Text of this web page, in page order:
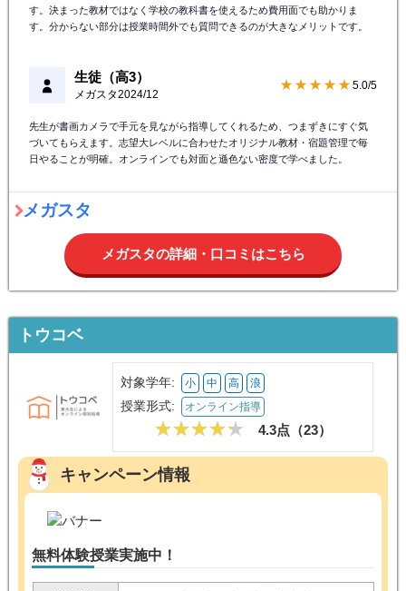
す。決まった教材ではなく学校の教科書を使えるため費用面でも助かりま
す。分からない部分は授業時間外でも質問できるのが大きなメリットです。
生徒（高3）
メガスタ2024/12
★★★★★ 5.0/5
先生が書画カメラで手元を見ながら指導してくれるため、つまずきにすぐ気
づいてもらえます。志望大レベルに合わせたオリジナル教材・宿題管理で毎
日やることが明確。オンラインでも対面と遜色ない密度で学べました。
メガスタ
メガスタの詳細・口コミはこちら
トウコベ
対象学年: 小 中 高 浪
授業形式: オンライン指導
4.3点（23）
キャンペーン情報
無料体験授業実施中！